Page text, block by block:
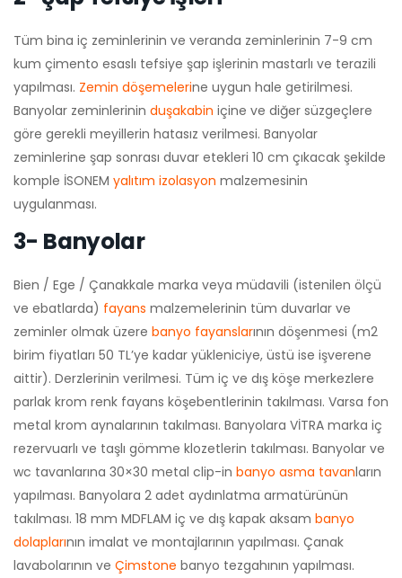
Tüm bina iç zeminlerinin ve veranda zeminlerinin 7-9 cm
kum çimento esaslı tefsiye şap işlerinin mastarlı ve terazili
yapılması. Zemin döşemelerine uygun hale getirilmesi.
Banyolar zeminlerinin duşakabin içine ve diğer süzgeçlere
göre gerekli meyillerin hatasız verilmesi. Banyolar
zeminlerine şap sonrası duvar etekleri 10 cm çıkacak şekilde
komple İSONEM yalıtım izolasyon malzemesinin
uygulanması.
3- Banyolar
Bien / Ege / Çanakkale marka veya müdavili (istenilen ölçü
ve ebatlarda) fayans malzemelerinin tüm duvarlar ve
zeminler olmak üzere banyo fayanslarının döşenmesi (m2
birim fiyatları 50 TL’ye kadar yükleniciye, üstü ise işverene
aittir). Derzlerinin verilmesi. Tüm iç ve dış köşe merkezlere
parlak krom renk fayans köşebentlerinin takılması. Varsa fon
metal krom aynalarının takılması. Banyolara VİTRA marka iç
rezervuarlı ve taşlı gömme klozetlerin takılması. Banyolar ve
wc tavanlarına 30×30 metal clip-in banyo asma tavanların
yapılması. Banyolara 2 adet aydınlatma armatürünün
takılması. 18 mm MDFLAM iç ve dış kapak aksam banyo
dolaplarının imalat ve montajlarının yapılması. Çanak
lavabolarının ve Çimstone banyo tezgahının yapılması.